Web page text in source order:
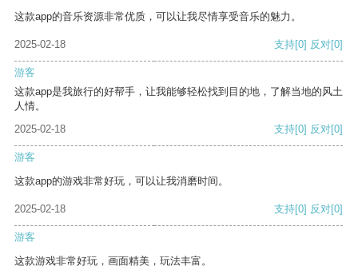
这款app的音乐资源非常优质，可以让我尽情享受音乐的魅力。
2025-02-18 支持[0] 反对[0]
游客
这款app是我旅行的好帮手，让我能够轻松找到目的地，了解当地的风土
人情。
2025-02-18
支持[0] 反对[0]
游客
这款app的游戏非常好玩，可以让我消磨时间。
2025-02-18 支持[0] 反对[0]
游客
这款游戏非常好玩，画面精美，玩法丰富。